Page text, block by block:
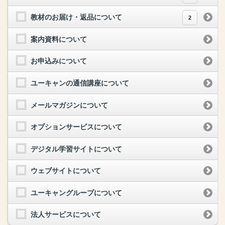
教材のお届け・返品について 2
案内資料について
お申込みについて
ユーキャンの通信講座について
メールマガジンについて
オプションサービスについて
デジタル学習サイトについて
ウェブサイトについて
ユーキャングループについて
法人サービスについて